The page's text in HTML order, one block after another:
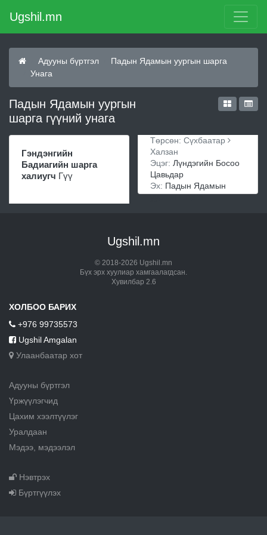
Ugshil.mn
Адууны бүртгэл
Падын Ядамын уургын шарга
Унага
Падын Ядамын уургын
шарга гүүний унага
Гэндэнгийн
Бадиагийн шарга
халиугч Гүү
Төрсөн: Сүхбаатар
Халзан
Эцэг: Лүндэгийн Босоо
Цавьдар
Эх: Падын Ядамын
уургын шарга
Ugshil.mn
© 2018-2026 Ugshil.mn
Бүх эрх хуулиар хамгаалагдсан.
Хувилбар 2.6
ХОЛБОО БАРИХ
+976 99735573
Ugshil Amgalan
Улаанбаатар хот
Адууны бүртгэл
Үржүүлэгчид
Цахим хээлтүүлэг
Уралдаан
Мэдээ, мэдээлэл
Нэвтрэх
Бүртгүүлэх